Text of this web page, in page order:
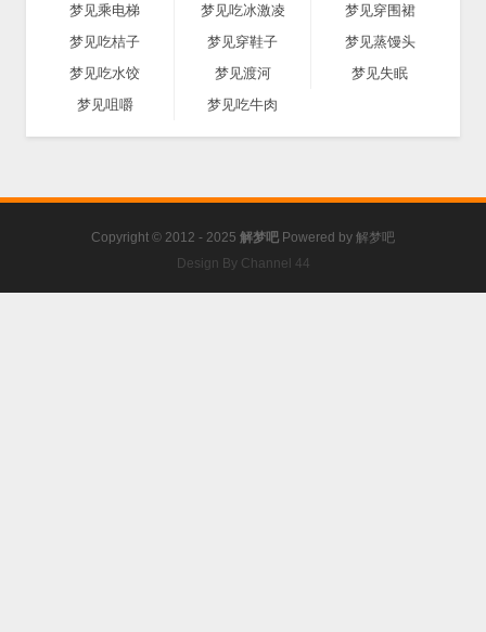
梦见乘电梯
梦见吃冰激凌
梦见穿围裙
梦见吃桔子
梦见穿鞋子
梦见蒸馒头
梦见吃水饺
梦见渡河
梦见失眠
梦见咀嚼
梦见吃牛肉
Copyright © 2012 - 2025 解梦吧 Powered by 解梦吧
Design By Channel 44